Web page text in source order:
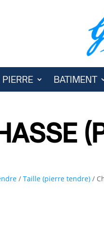
PIERRE BATIMENT
/Taille (pierre tendre) /